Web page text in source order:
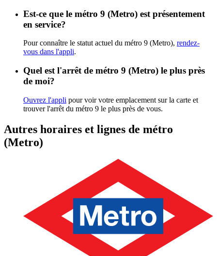
Est-ce que le métro 9 (Metro) est présentement
en service?
Pour connaître le statut actuel du métro 9 (Metro), rendez-
vous dans l'appli.
Quel est l'arrêt de métro 9 (Metro) le plus près
de moi?
Ouvrez l'appli pour voir votre emplacement sur la carte et
trouver l'arrêt du métro 9 le plus près de vous.
Autres horaires et lignes de métro
(Metro)